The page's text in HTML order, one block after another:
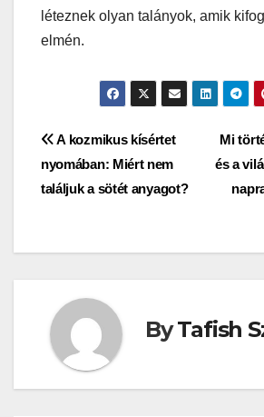
léteznek olyan talányok, amik
elmén.
Bejegyzés
navigáció
Mi
és a
A kozmikus kísértet
nyomában: Miért nem
találjuk a sötét anyagot?
ByTafish